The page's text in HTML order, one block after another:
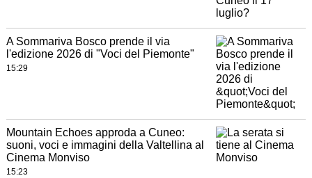
A Sommariva Bosco prende il via
l'edizione 2026 di "Voci del Piemonte"
15:29
Mountain Echoes approda a Cuneo:
suoni, voci e immagini della Valtellina al
Cinema Monviso
15:23